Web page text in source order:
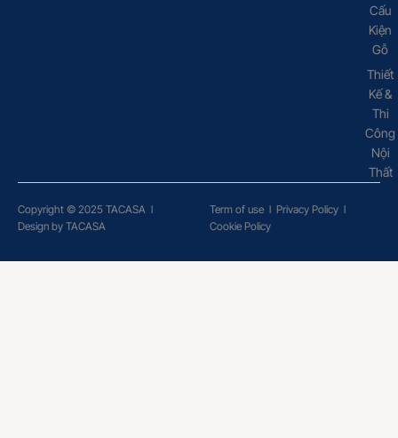
Cấu
Kiện
Gỗ
Thiết
Kế &
Thi
Công
Nội
Thất
Copyright © 2025 TACASA l
Design by TACASA
Term of use l Privacy Policy l
Cookie Policy